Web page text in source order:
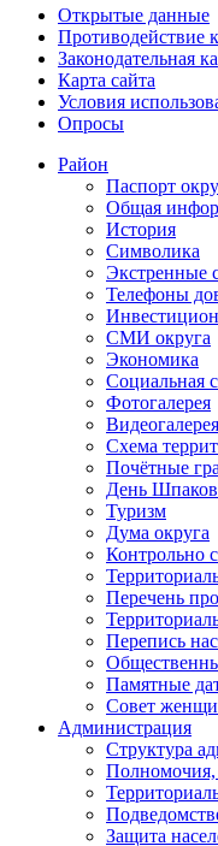
Открытые данные
Противодействие
Законодательная
Карта сайта
Условия
Опросы
Район
Паспорт
Общая
История
Символика
Экстренные
Телефоны
СМИ округа
Экономика
Социальная
Фотогалерея
Видеогалерея
Схема
Почётные
День
Туризм
Дума округа
Контрольно
Перечень
Перепись
Памятные
Совет
Администрация
Структура
Полномочия,
Защита